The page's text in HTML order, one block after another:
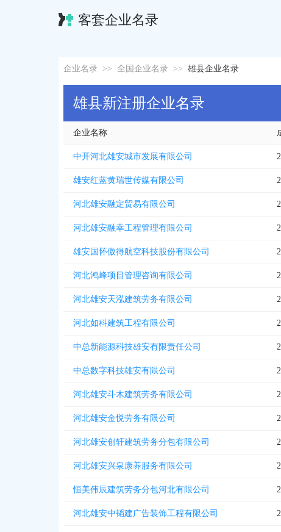
客套企业名录
企业名录 >> 全国企业名录 >> 雄县企业名录
雄县新注册企业名录
企业名称
中开河北雄安城市发展有限公司
雄安红蓝黄瑞世传媒有限公司
河北雄安融定贸易有限公司
河北雄安融幸工程管理有限公司
雄安国怀傲得航空科技股份有限公司
河北鸿峰项目管理咨询有限公司
河北雄安天泓建筑劳务有限公司
河北如科建筑工程有限公司
中总新能源科技雄安有限责任公司
中总数字科技雄安有限公司
河北雄安斗木建筑劳务有限公司
河北雄安金悦劳务有限公司
河北雄安创轩建筑劳务分包有限公司
河北雄安兴泉康养服务有限公司
恒美伟辰建筑劳务分包河北有限公司
河北雄安中韬建广告装饰工程有限公司